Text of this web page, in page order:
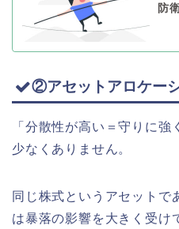
防
②アセットアロケー
「分散性が高い＝守りに
少なくありません。
同じ株式というアセットで
は暴落の影響を大きく受け